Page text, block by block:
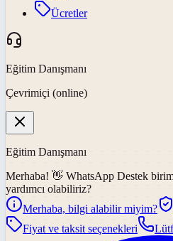
Ücretler
Eğitim Danışmanı
Çevrimiçi (online)
Eğitim Danışmanı
Merhaba! 👋 WhatsApp Destek
yardımcı olabiliriz?
Merhaba, bilgi alabilir miyim?
Fiyat ve taksit seçenekleri